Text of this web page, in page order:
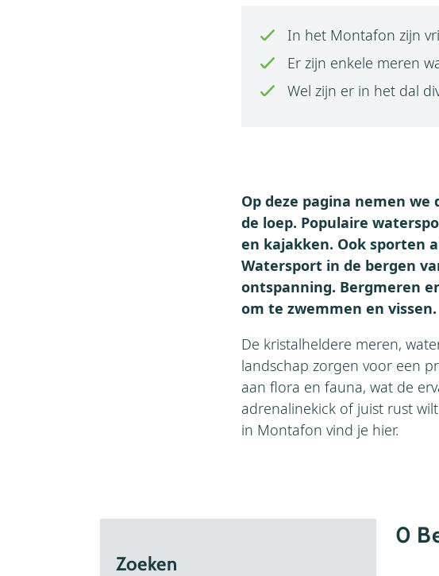
In het Montafon zijn
Er zijn enkele meren
Wel zijn er in het dal
Op deze pagina nemen
de loep. Populaire
en kajakken. Ook sporten
Watersport in de bergen
ontspanning. Bergmeren
om te zwemmen en vissen.
De kristalheldere meren,
landschap zorgen voor een
aan flora en fauna, wat de
adrenalinekick of juist rust
in Montafon vind je hier.
Zoeken
0